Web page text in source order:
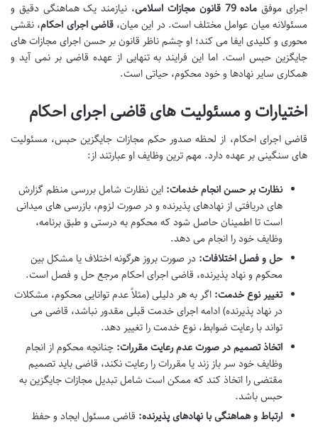
اجرای موفق ماده 79 قانون مجازات اسلامی
، نیازمند یک هماهنگی دقیق و
مسئولانه میان عوامل مختلف است. در این میان،قاضی اجرای احکام، نقشی
محوری و کلیدی ایفا می کند؛ او چشم ناظر قانون بر حسن اجرای مجازات های
جایگزین حبس است. اما این فرایند به تنهایی از عهده قاضی بر نمی آید و
همکاری سایر نهادها و خود محکوم، حیاتی است.
اختیارات و مسئولیت های قاضی اجرای احکام
قاضی اجرای احکام، از لحظه صدور حکم مجازات جایگزین حبس، مسئولیت
های سنگینی بر عهده دارد. مهم ترین وظایف او عبارتند از:
نظارت بر حسن انجام خدمات: این نظارت شامل بررسی منظم گزارش
های دریافتی از نهادهای پذیرنده و در صورت لزوم، بازرسی های میدانی
است تا اطمینان حاصل شود که محکوم به درستی و طبق برنامه،
وظایف خود را انجام می دهد.
حل و فصل اختلافات: در صورت بروز هرگونه اختلاف یا مشکل بین
محکوم و نهاد پذیرنده، قاضی اجرای احکام مرجع حل و فصل است.
تغییر نوع خدمت: اگر به هر دلیلی (مثلاً عدم توانایی محکوم، مشکلات
در نهاد پذیرنده) ادامه اجرای خدمت قبلی مقدور نباشد، قاضی می
تواند با رعایت ضوابط، نوع خدمت را تغییر دهد.
اتخاذ تصمیم در صورت عدم رعایت مقررات: چنانچه محکوم از انجام
وظایف خود سر باز زند یا مقررات را رعایت نکند، قاضی باید تصمیم
مقتضی را اتخاذ کند که ممکن است شامل تبدیل مجازات جایگزین به
حبس باشد.
ارتباط و هماهنگی با نهادهای پذیرنده: قاضی مسئول ایجاد و حفظ